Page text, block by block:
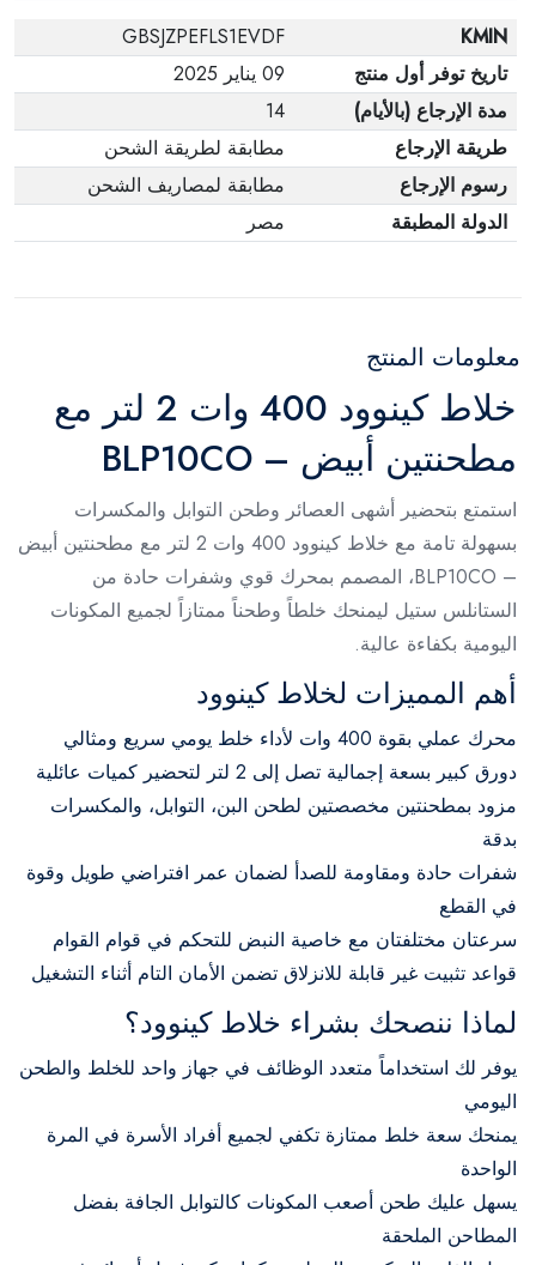
KMIN
GBSJZPEFLS1EVDF
تاريخ توفر أول منتج
09 يناير 2025
مدة الإرجاع (بالأيام)
14
طريقة الإرجاع
مطابقة لطريقة الشحن
رسوم الإرجاع
مطابقة لمصاريف الشحن
الدولة المطبقة
مصر
معلومات المنتج
خلاط كينوود 400 وات 2 لتر مع
مطحنتين أبيض – BLP10CO
استمتع بتحضير أشهى العصائر وطحن التوابل والمكسرات
بسهولة تامة مع خلاط كينوود 400 وات 2 لتر مع مطحنتين أبيض
– BLP10CO، المصمم بمحرك قوي وشفرات حادة من
الستانلس ستيل ليمنحك خلطاً وطحناً ممتازاً لجميع المكونات
اليومية بكفاءة عالية.
أهم المميزات لخلاط كينوود
محرك عملي بقوة 400 وات لأداء خلط يومي سريع ومثالي
دورق كبير بسعة إجمالية تصل إلى 2 لتر لتحضير كميات عائلية
مزود بمطحنتين مخصصتين لطحن البن، التوابل، والمكسرات
بدقة
شفرات حادة ومقاومة للصدأ لضمان عمر افتراضي طويل وقوة
في القطع
سرعتان مختلفتان مع خاصية النبض للتحكم في قوام القوام
قواعد تثبيت غير قابلة للانزلاق تضمن الأمان التام أثناء التشغيل
لماذا ننصحك بشراء خلاط كينوود؟
يوفر لك استخداماً متعدد الوظائف في جهاز واحد للخلط والطحن
اليومي
يمنحك سعة خلط ممتازة تكفي لجميع أفراد الأسرة في المرة
الواحدة
يسهل عليك طحن أصعب المكونات كالتوابل الجافة بفضل
المطاحن الملحقة